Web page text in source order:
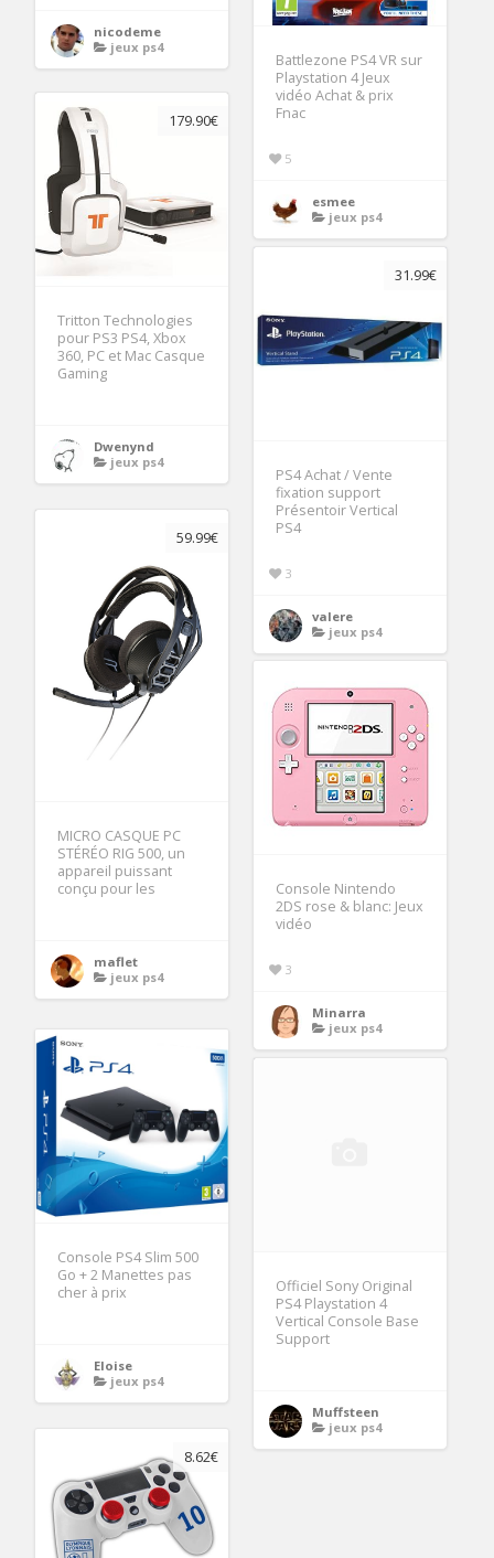
nicodeme
jeux ps4
Battlezone PS4 VR sur
Playstation 4 Jeux
vidéo Achat & prix
Fnac
5
esmee
jeux ps4
179.90€
Tritton Technologies
pour PS3 PS4, Xbox
360, PC et Mac Casque
Gaming
Dwenynd
jeux ps4
31.99€
PS4 Achat / Vente
fixation support
Présentoir Vertical
PS4
3
valere
jeux ps4
59.99€
MICRO CASQUE PC
STÉRÉO RIG 500, un
appareil puissant
conçu pour les
maflet
jeux ps4
Console Nintendo
2DS rose & blanc: Jeux
vidéo
3
Minarra
jeux ps4
Console PS4 Slim 500
Go + 2 Manettes pas
cher à prix
Eloise
jeux ps4
Officiel Sony Original
PS4 Playstation 4
Vertical Console Base
Support
Muffsteen
jeux ps4
8.62€